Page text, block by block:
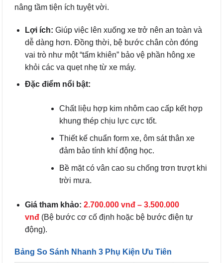
nâng tầm tiện ích tuyệt vời.
Lợi ích: Giúp việc lên xuống xe trở nên an toàn và
dễ dàng hơn. Đồng thời, bệ bước chân còn đóng
vai trò như một “tấm khiên” bảo vệ phần hông xe
khỏi các va quẹt nhẹ từ xe máy.
Đặc điểm nổi bật:
Chất liệu hợp kim nhôm cao cấp kết hợp
khung thép chịu lực cực tốt.
Thiết kế chuẩn form xe, ôm sát thân xe
đảm bảo tính khí động học.
Bề mặt có vân cao su chống trơn trượt khi
trời mưa.
Giá tham khảo: 2.700.000 vnđ – 3.500.000
vnđ(Bệ bước cơ cố định hoặc bệ bước điện tự
động).
Bảng So Sánh Nhanh 3 Phụ Kiện Ưu Tiên